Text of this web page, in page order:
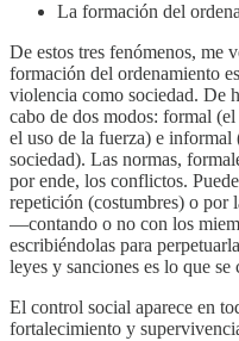
La formación del
De estos tres fenómenos, me
formación del ordenamiento
violencia como sociedad. De
cabo de dos modos: formal
el uso de la fuerza) e
sociedad). Las normas,
por ende, los conflictos.
repetición (costumbres) o por
—contando o no con los
escribiéndolas para
leyes y sanciones es lo que
El control social aparece en
fortalecimiento y